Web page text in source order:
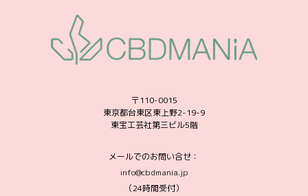
〒110-0015
東京都台東区東上野2-19-9
東宝工芸社第三ビル5階
メールでのお問い合せ：
info@cbdmania.jp
（24時間受付）